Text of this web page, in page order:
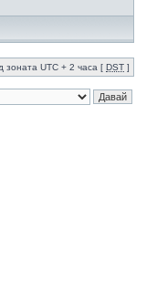
зоната UTC + 2 часа [ DST ]